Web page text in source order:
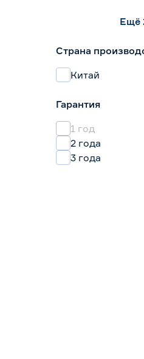
Navigator
Ещё
Страна
Китай
Гарантия
1 год
2 года
3 года